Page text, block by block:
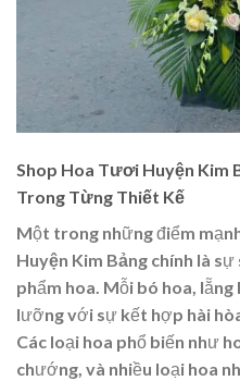
Shop Hoa Tươi Huyện Kim
Trong Từng Thiết Kế
Một trong những điểm
Huyện Kim Bảng chính là
phẩm hoa. Mỗi bó hoa,
lưỡng với sự kết hợp hài
Các loại hoa phổ biến như
chướng, và nhiều loại hoa